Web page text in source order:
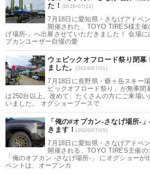
た！ (2026/07/21)
7月18日に愛知県・さなげアドベ
開催された、TOYO TIRES様主催
げ場所-」へ出展させていただきました！ 会場
プカンユーザー自慢の愛
ウェビックオフロード祭り閉幕
ました。(2026/07/21)
7月18日に長野県・爺ヶ岳スキー
ビックオフロード祭り」が無事閉
は250台以上。改めて、たくさんの方にご来場
いました。 オグショーブースで
「俺の#オプカン-さなげ場所-
きます！(2026/07/15)
7月18日に愛知県・さなげアドベ
開催される、TOYO TIRES主催の
「俺のオプカン -さなげ場所-」 にオグショーが
ベントは、オープンカ